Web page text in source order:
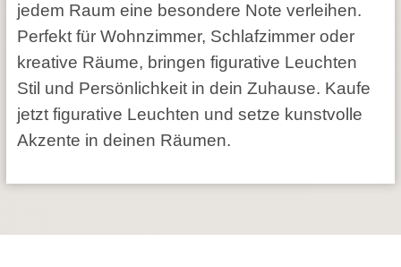
jedem Raum eine besondere Note verleihen.
Perfekt für Wohnzimmer, Schlafzimmer oder
kreative Räume, bringen figurative Leuchten
Stil und Persönlichkeit in dein Zuhause. Kaufe
jetzt figurative Leuchten und setze kunstvolle
Akzente in deinen Räumen.